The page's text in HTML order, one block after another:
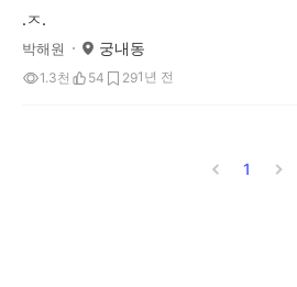
.ㅈ.
박해원 궁내동
1.3천 54 291년 전
1